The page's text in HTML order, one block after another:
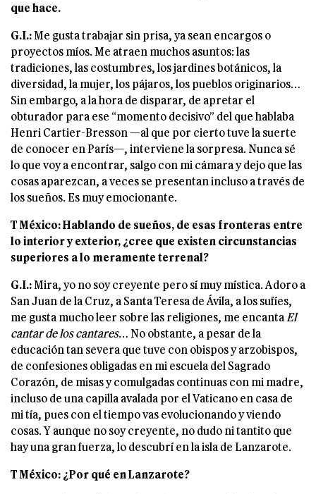
que hace.
G.I.: Me gusta trabajar sin prisa, ya sean encargos o
proyectos míos. Me atraen muchos asuntos: las
tradiciones, las costumbres, los jardines botánicos, la
diversidad, la mujer, los pájaros, los pueblos originarios…
Sin embargo, a la hora de disparar, de apretar el
obturador para ese “momento decisivo” del que hablaba
Henri Cartier-Bresson —al que por cierto tuve la suerte
de conocer en París—, interviene la sorpresa. Nunca sé
lo que voy a encontrar, salgo con mi cámara y dejo que las
cosas aparezcan, a veces se presentan incluso a través de
los sueños. Es muy emocionante.
T México: Hablando de sueños, de esas fronteras entre
lo interior y exterior, ¿cree que existen circunstancias
superiores a lo meramente terrenal?
G.I.: Mira, yo no soy creyente pero sí muy mística. Adoro a
San Juan de la Cruz, a Santa Teresa de Ávila, a los sufíes,
me gusta mucho leer sobre las religiones, me encanta El
cantar de los cantares… No obstante, a pesar de la
educación tan severa que tuve con obispos y arzobispos,
de confesiones obligadas en mi escuela del Sagrado
Corazón, de misas y comulgadas continuas con mi madre,
incluso de una capilla avalada por el Vaticano en casa de
mi tía, pues con el tiempo vas evolucionando y viendo
cosas. Y aunque no soy creyente, no dudo ni tantito que
hay una gran fuerza, lo descubrí en la isla de Lanzarote.
T México: ¿Por qué en Lanzarote?